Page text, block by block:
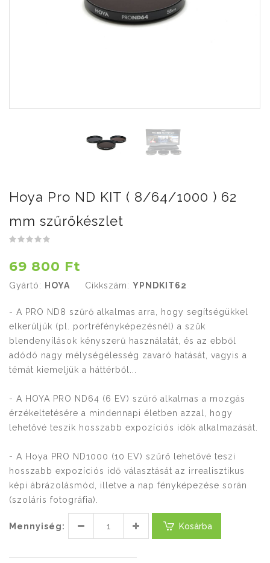
Hoya Pro ND KIT ( 8/64/1000 ) 62
mm szűrőkészlet
69 800 Ft
Gyártó: HOYA Cikkszám: YPNDKIT62
- A PRO ND8 szűrő alkalmas arra, hogy segítségükkel
elkerüljük (pl. portréfényképezésnél) a szűk
blendenyílások kényszerű használatát, és az ebből
adódó nagy mélységélesség zavaró hatását, vagyis a
témát kiemeljük a háttérből...
- A HOYA PRO ND64 (6 EV) szűrő alkalmas a mozgás
érzékeltetésére a mindennapi életben azzal, hogy
lehetővé teszik hosszabb expozíciós idők alkalmazását.
- A Hoya PRO ND1000 (10 EV) szűrő lehetővé teszi
hosszabb expozíciós idő választását az irrealisztikus
képi ábrázolásmód, illetve a nap fényképezése során
(szoláris fotográfia).
Mennyiség: Kosárba